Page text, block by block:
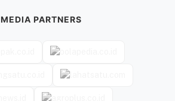
MEDIA PARTNERS